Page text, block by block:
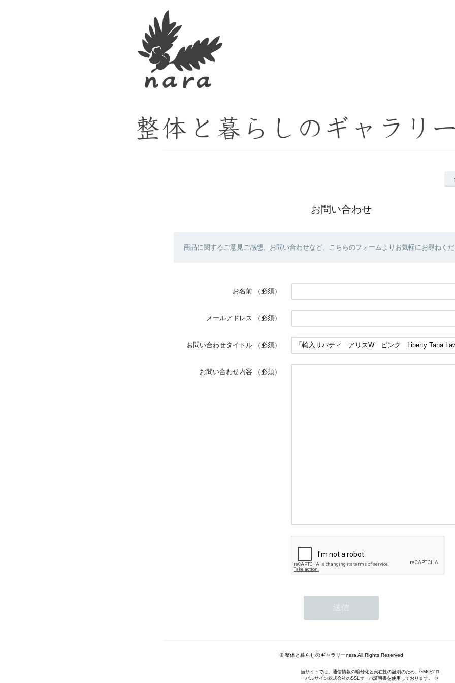
お問い合わせ
商品に関するご意見ご感想、お問い合わせなど、こちらのフォームよりお気軽にお尋ねく
お名前 （必須）
メールアドレス （必須）
お問い合わせタイトル （必須）
お問い合わせ内容 （必須）
© 整体と暮らしのギャラリーnara All Rights Reserved
当サイトでは、通信情報の暗号化と実在性の証明のため、GMOグロ
ーバルサイン株式会社のSSLサーバ証明書を使用しております。 セ